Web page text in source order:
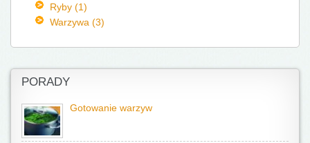
Ryby (1)
Warzywa (3)
PORADY
Gotowanie warzyw